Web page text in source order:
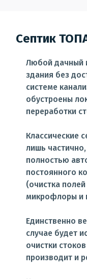
Септик
Любой дачный
здания без
системе
обустроены
переработки
Классические
лишь
полностью
постоянного
(очистка
микрофлоры и
Единственно
случае будет
очистки
производит и